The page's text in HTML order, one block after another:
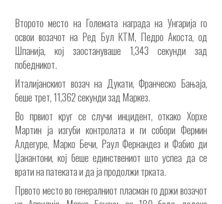
Второто место на Големата награда на Унгарија го
освои возачот на Ред Бул КТМ, Педро Акоста, од
Шпанија, кој заостануваше 1,343 секунди зад
победникот.
Италијанскиот возач на Дукати, Франческо Бањаја,
беше трет, 11,362 секунди зад Маркез.
Во првиот круг се случи инцидент, откако Хорхе
Мартин ја изгуби контролата и ги собори Фермин
Алдегуре, Марко Бечи, Раул Фернандез и Фабио ди
Џанантони, кој беше единствениот што успеа да се
врати на патеката и да ја продолжи трката.
Првото место во генералниот пласман го држи возачот